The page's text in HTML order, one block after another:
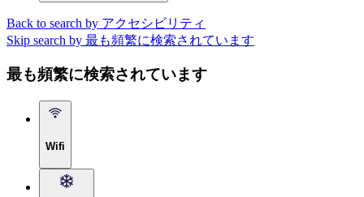
Back to search by アクセシビリティ
Skip search by 最も頻繁に検索されています
最も頻繁に検索されています
Wifi